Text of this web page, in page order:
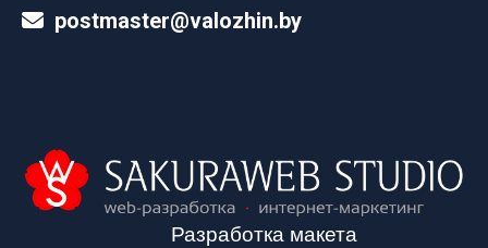
postmaster@valozhin.by
Разработка макета